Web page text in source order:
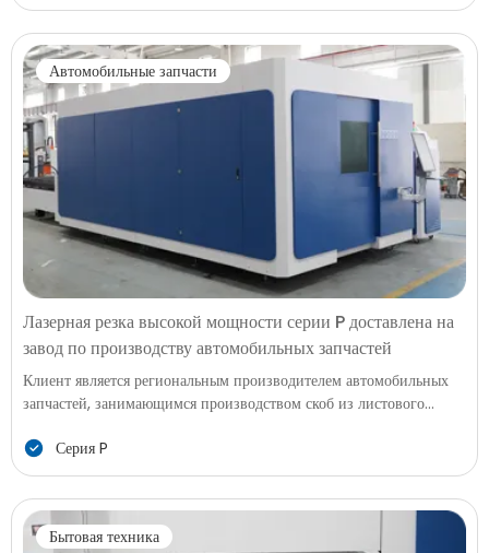
приборы. Их производство требует обработки как металлических
панелей, так и труб, формирования каркасных конструкций,
монтажных плит, ручек, воздуховодов и опорных элементов для
нескольких продуктовых линий. По мере сокращения циклов
обновления моделей в индустрии бытовой техники заказчик
искал более универсальное решение для резки, способное
обрабатывать различные формы материалов без дополнительных
машин или инструментов.
Автомобильные запчасти
Лазерная резка высокой мощности серии P доставлена на
завод по производству автомобильных запчастей
Клиент является региональным производителем автомобильных
запчастей, занимающимся производством скоб из листового
монтажных интерфейсов, используемых в сборке лёгких и
легковых автомобилей. С ростом спроса на прецизионные
компоненты и ускоренными графиками производства фабрика
требовала модернизации с традиционной обработки на более
быструю, стабильную и готовую к автоматизации решение.
Серия P
Бытовая техника